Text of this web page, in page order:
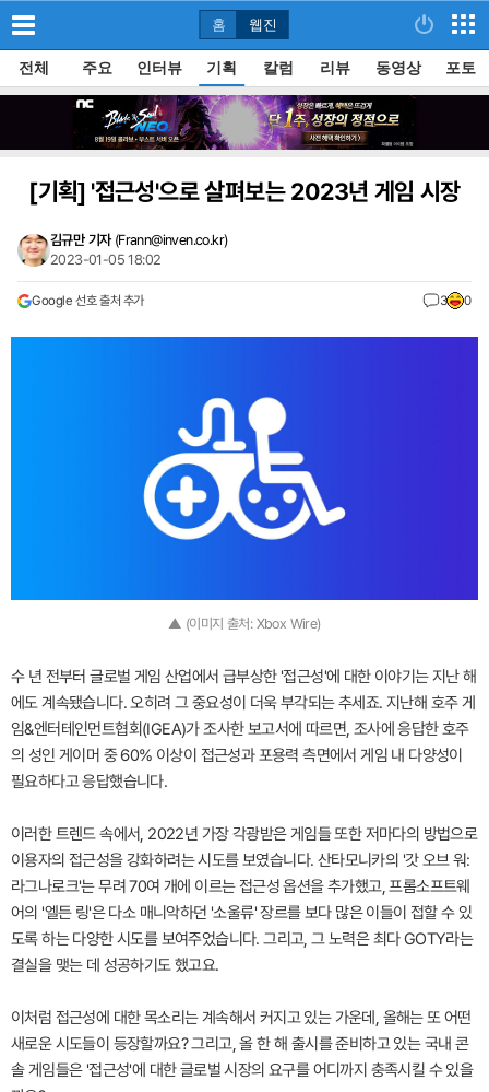
홈 웹진
전체 주요 인터뷰 기획 칼럼 리뷰 동영상 포토
[기획]'접근성'으로 살펴보는 2023년 게임 시장
김규만 기자 (Frann@inven.co.kr)
2023-01-05 18:02
Google 선호 출처 추가 3 0
▲ (이미지 출처: Xbox Wire)
수 년 전부터 글로벌 게임 산업에서 급부상한 '접근성'에 대한 이야기는 지난 해
에도 계속됐습니다. 오히려 그 중요성이 더욱 부각되는 추세죠. 지난해 호주 게
임&엔터테인먼트협회(IGEA)가 조사한 보고서에 따르면, 조사에 응답한 호주
의 성인 게이머 중 60% 이상이 접근성과 포용력 측면에서 게임 내 다양성이
필요하다고 응답했습니다.
이러한 트렌드 속에서, 2022년 가장 각광받은 게임들 또한 저마다의 방법으로
이용자의 접근성을 강화하려는 시도를 보였습니다. 산타모니카의 '갓 오브 워:
라그나로크'는 무려 70여 개에 이르는 접근성 옵션을 추가했고, 프롬소프트웨
어의 '엘든 링'은 다소 매니악하던 '소울류' 장르를 보다 많은 이들이 접할 수 있
도록 하는 다양한 시도를 보여주었습니다. 그리고, 그 노력은 최다 GOTY라는
결실을 맺는 데 성공하기도 했고요.
이처럼 접근성에 대한 목소리는 계속해서 커지고 있는 가운데, 올해는 또 어떤
새로운 시도들이 등장할까요? 그리고, 올 한 해 출시를 준비하고 있는 국내 콘
솔 게임들은 '접근성'에 대한 글로벌 시장의 요구를 어디까지 충족시킬 수 있을